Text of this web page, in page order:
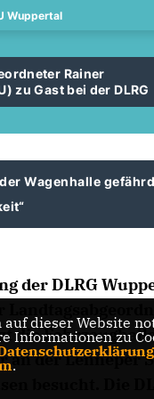
Wuppertal
Rainer
zu Gast bei der DLRG
Wagenhalle
der DLRG
die
an der Lenneper
dieser Website
Informationen zu
.